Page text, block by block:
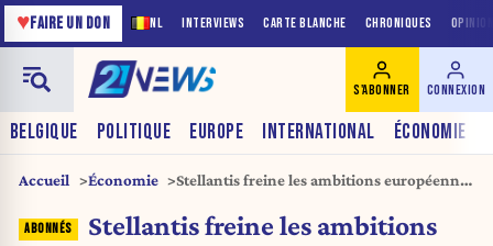
NL INTERVIEWS CARTE BLANCHE CHRONIQUES
♥FAIRE UN DON
BELGIQUE POLITIQUE EUROPE INTERNATIONAL ÉCONOMIE
S'ABONNER CONNEXION
Accueil Économie
Stellantis freine les ambitions européennes
Stellantis freine les ambitions